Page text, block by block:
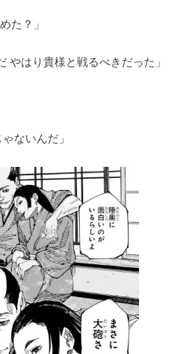
た？」
やはり貴様と戦るべきだった」
ないんだ」